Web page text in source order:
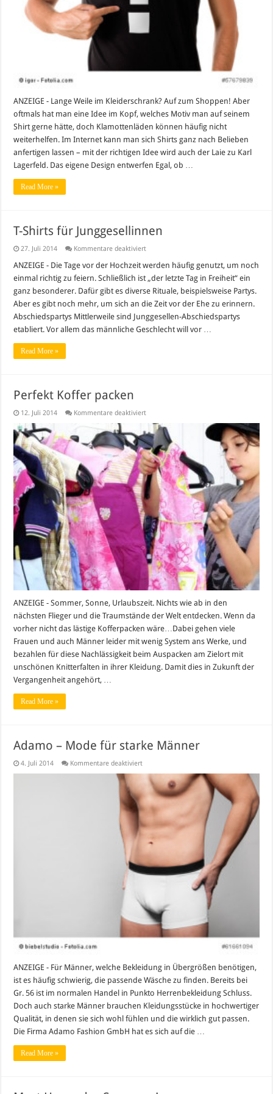
ANZEIGE - Lange Weile im Kleiderschrank? Auf zum Shoppen! Aber
oftmals hat man eine Idee im Kopf, welches Motiv man auf seinem
Shirt gerne hätte, doch Klamottenläden können häufig nicht
weiterhelfen. Im Internet kann man sich Shirts ganz nach Belieben
anfertigen lassen – mit der richtigen Idee wird auch der Laie zu Karl
Lagerfeld. Das eigene Design entwerfen Egal, ob …
Read More »
T-Shirts für Junggesellinnen
27. Juli 2014 Kommentare deaktiviertfür
Shirts
Junggesellinnen
ANZEIGE - Die Tage vor der Hochzeit werden häufig genutzt, um noch
einmal richtig zu feiern. Schließlich ist „der letzte Tag in Freiheit“ ein
ganz besonderer. Dafür gibt es diverse Rituale, beispielsweise Partys.
Aber es gibt noch mehr, um sich an die Zeit vor der Ehe zu erinnern.
Abschiedspartys Mittlerweile sind Junggesellen-Abschiedspartys
etabliert. Vor allem das männliche Geschlecht will vor …
Read More »
Perfekt Koffer packen
12. Juli 2014 Kommentare deaktiviertfür
Koffer
packen
ANZEIGE - Sommer, Sonne, Urlaubszeit. Nichts wie ab in den
nächsten Flieger und die Traumstände der Welt entdecken. Wenn da
vorher nicht das lästige Kofferpacken wäre…Dabei gehen viele
Frauen und auch Männer leider mit wenig System ans Werke, und
bezahlen für diese Nachlässigkeit beim Auspacken am Zielort mit
unschönen Knitterfalten in ihrer Kleidung. Damit dies in Zukunft der
Vergangenheit angehört, …
Read More »
Adamo – Mode für starke Männer
4. Juli 2014 Kommentare deaktiviertfür
Mode
für
starke
Männer
ANZEIGE - Für Männer, welche Bekleidung in Übergrößen benötigen,
ist es häufig schwierig, die passende Wäsche zu finden. Bereits bei
Gr. 56 ist im normalen Handel in Punkto Herrenbekleidung Schluss.
Doch auch starke Männer brauchen Kleidungsstücke in hochwertiger
Qualität, in denen sie sich wohl fühlen und die wirklich gut passen.
Die Firma Adamo Fashion GmbH hat es sich auf die …
Read More »